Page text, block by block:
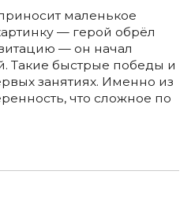
маленькое
— герой обрёл
— он начал
Такие быстрые победы и
занятиях. Именно из
что сложное по